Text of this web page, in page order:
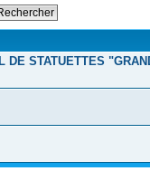
DE STATUETTES